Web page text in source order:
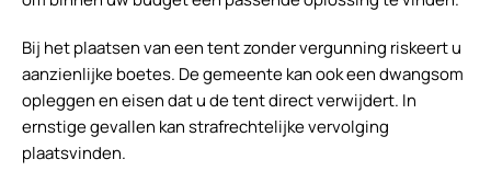
Bij het plaatsen van een tent zonder vergunning riskeert u
aanzienlijke boetes. De gemeente kan ook een dwangsom
opleggen en eisen dat u de tent direct verwijdert. In
ernstige gevallen kan strafrechtelijke vervolging
plaatsvinden.